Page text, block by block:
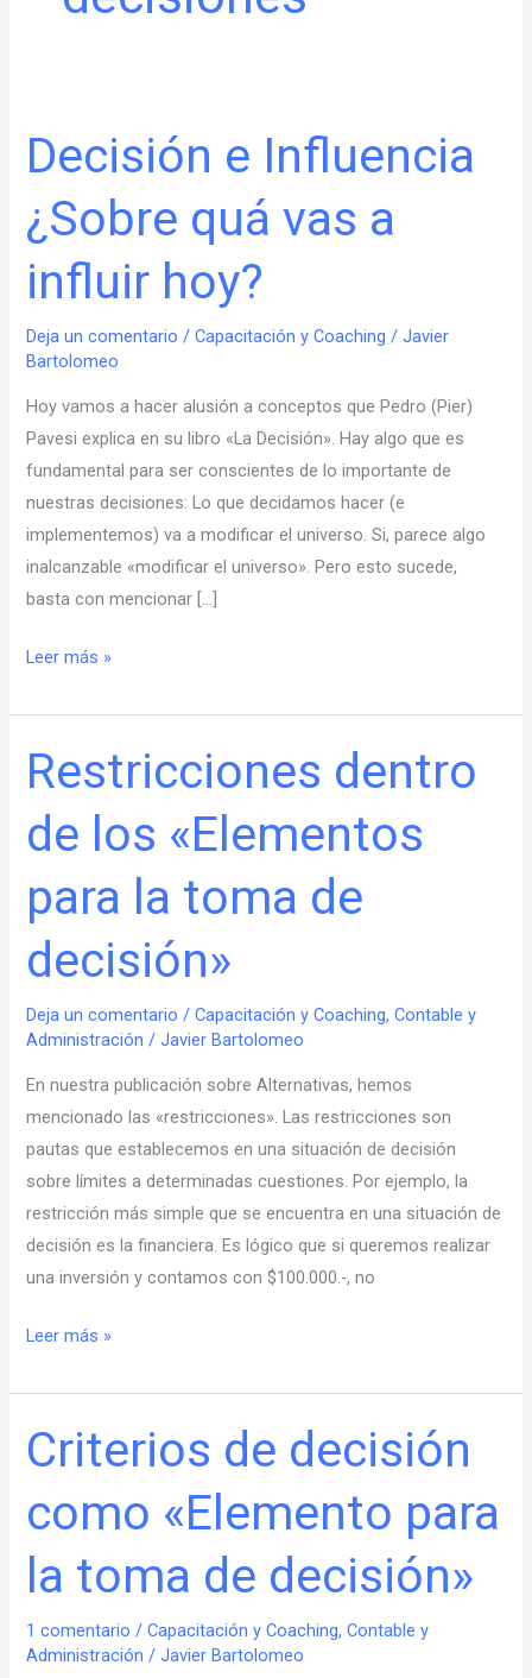
Decisión e Influencia
¿Sobre quá vas a
influir hoy?
Deja un comentario /Capacitación y Coaching /Javier
Bartolomeo
Hoy vamos a hacer alusión a conceptos que Pedro (Pier)
Pavesi explica en su libro «La Decisión». Hay algo que es
fundamental para ser conscientes de lo importante de
nuestras decisiones: Lo que decidamos hacer (e
implementemos) va a modificar el universo. Si, parece algo
inalcanzable «modificar el universo». Pero esto sucede,
basta con mencionar […]
Decisión
e
Influencia
¿Sobre
quá
vas
a
influir
hoy?
Leer más »
Restricciones dentro
de los «Elementos
para la toma de
decisión»
Deja un comentario /Capacitación y Coaching,Contable y
Administración /Javier Bartolomeo
En nuestra publicación sobre Alternativas, hemos
mencionado las «restricciones». Las restricciones son
pautas que establecemos en una situación de decisión
sobre límites a determinadas cuestiones. Por ejemplo, la
restricción más simple que se encuentra en una situación de
decisión es la financiera. Es lógico que si queremos realizar
una inversión y contamos con $100.000.-, no
Restricciones
dentro
los
«Elementos
para
la
toma
de
decisión»
Leer más »
Criterios de decisión
como «Elemento para
la toma de decisión»
1 comentario /Capacitación y Coaching,Contable y
Administración /Javier Bartolomeo
Criterios
de
como
«Elemento
para
la
toma